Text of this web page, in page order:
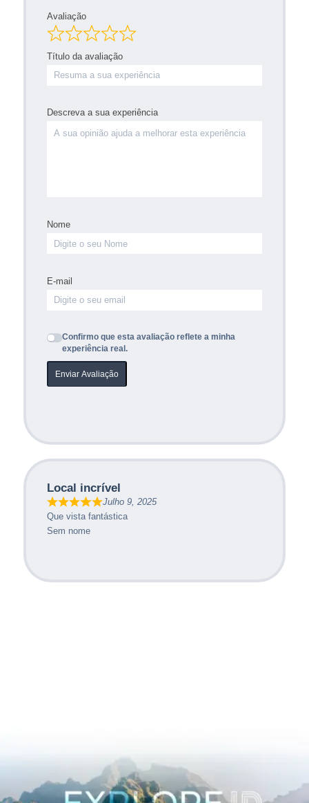
Avaliação
Título da avaliação
Descreva a sua experiência
Nome
E-mail
Confirmo que esta avaliação reflete a minha
experiência real.
Enviar Avaliação
Local incrível
Julho 9, 2025
Que vista fantástica
Sem nome